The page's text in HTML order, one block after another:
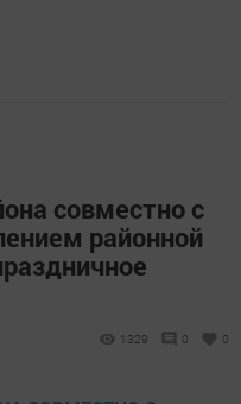
совместно с
районной
1329 0 0